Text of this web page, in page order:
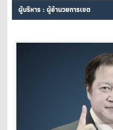
ผู้บริหาร : ผู้อำนวยการเขต